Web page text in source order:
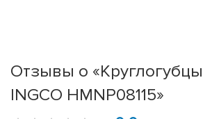
Отзывы о
INGCO HMNP08115»